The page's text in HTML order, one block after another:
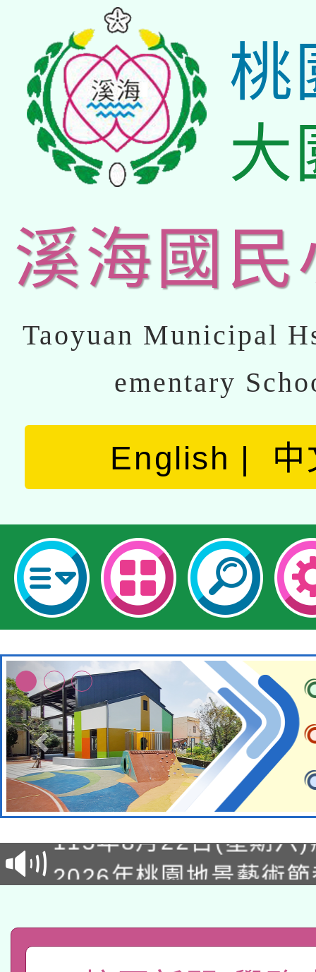
桃
大
溪海國民
Taoyuan Municipal
ementary
English 中
轉知經濟部水利署委託
用水績優單位及節水達
桃園市孔廟祈福系列
2026年桃園地景藝術
關事宜
轉知教育部國民及學前